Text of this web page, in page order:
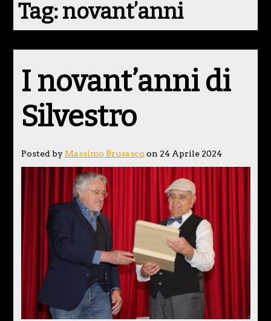
Tag:novant’anni
I novant’anni di
Silvestro
Posted by Massimo Brusasco on 24 Aprile 2024